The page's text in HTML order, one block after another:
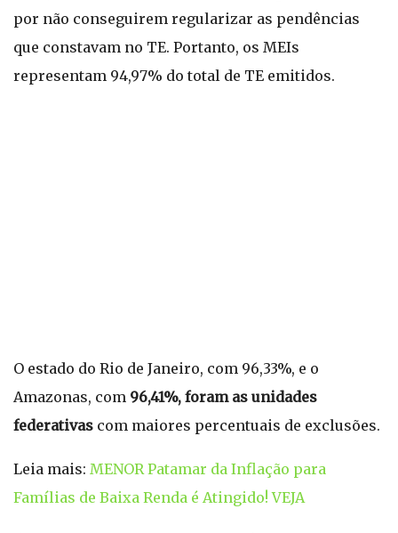
por não conseguirem regularizar as pendências
que constavam no TE. Portanto, os MEIs
representam 94,97% do total de TE emitidos.
O estado do Rio de Janeiro, com 96,33%, e o
Amazonas, com 96,41%, foram as unidades
federativas com maiores percentuais de exclusões.
Leia mais: MENOR Patamar da Inflação para
Famílias de Baixa Renda é Atingido! VEJA